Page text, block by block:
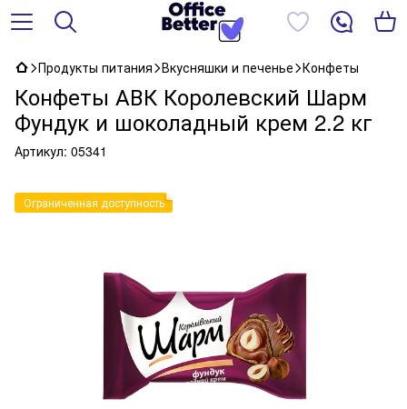
Продукты питания Вкусняшки и печенье Конфеты
Конфеты АВК Королевский Шарм
Фундук и шоколадный крем 2.2 кг
Артикул: 05341
Ограниченная доступность